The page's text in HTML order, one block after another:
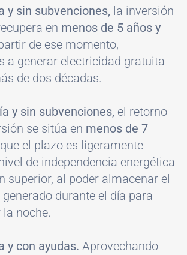
y sin subvenciones, la inversión
en menos de 5 años y
de ese momento,
a generar electricidad gratuita
de dos décadas.
y sin subvenciones, el retorno
se sitúa en menos de 7
el plazo es ligeramente
de independencia energética
superior, al poder almacenar el
generado durante el día para
noche.
y con ayudas. Aprovechando